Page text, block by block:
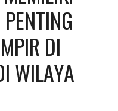
DI
WILAYA